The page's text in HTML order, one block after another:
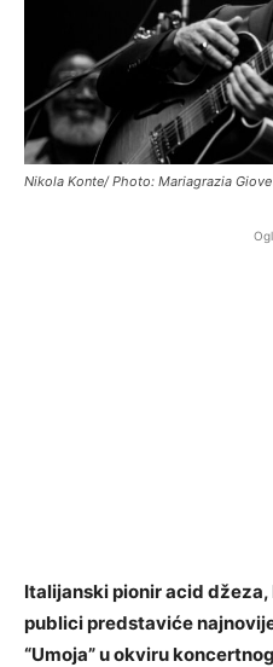
Nikola Konte/ Photo: Mariagrazia Giove
Italijanski pionir acid
publici predstaviće
“Umoja” u okviru